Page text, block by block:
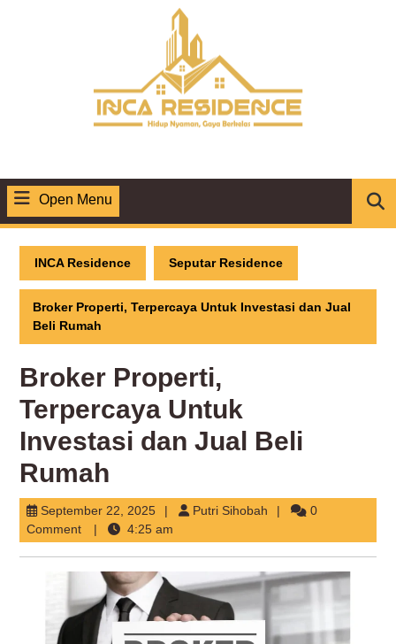
Open Menu
Menu
INCA Residence Seputar Residence
Broker Properti, Terpercaya Untuk Investasi dan Jual
Beli Rumah
Broker Properti,
Terpercaya Untuk
Investasi dan Jual Beli
Rumah
September 22, 2025September
22,
2025
Putri Sihobah Putri
0
Comment
4:25 am